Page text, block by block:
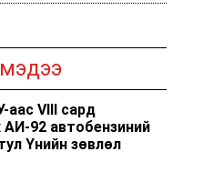
VIII сард
92 автобензиний
Үнийн зөвлөл